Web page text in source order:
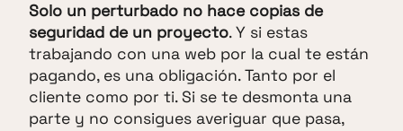
Solo un perturbado no hace copias de
seguridad de un proyecto. Y si estas
trabajando con una web por la cual te están
pagando, es una obligación. Tanto por el
cliente como por ti. Si se te desmonta una
parte y no consigues averiguar que pasa,